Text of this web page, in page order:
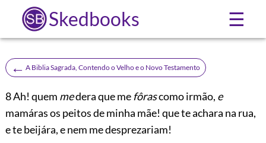
Skedbooks ☰
← A Biblia Sagrada, Contendo o Velho e o Novo Testamento
8Ah! quem medera que me fôrascomo irmão, e
mamáras os peitos de minha mãe! que te achara na rua,
e te beijára, e nem me desprezariam!